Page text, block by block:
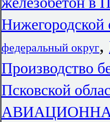
Нижегородской
федеральный округ,
Производство
Псковской